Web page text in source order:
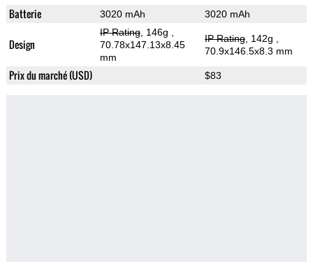
Batterie 3020 mAh 3020 mAh
Design
IP Rating, 146g
70.78x147.13x8.45
mm
IP Rating, 142g
70.9x146.5x8.3 mm
Prix du marché (USD) $83